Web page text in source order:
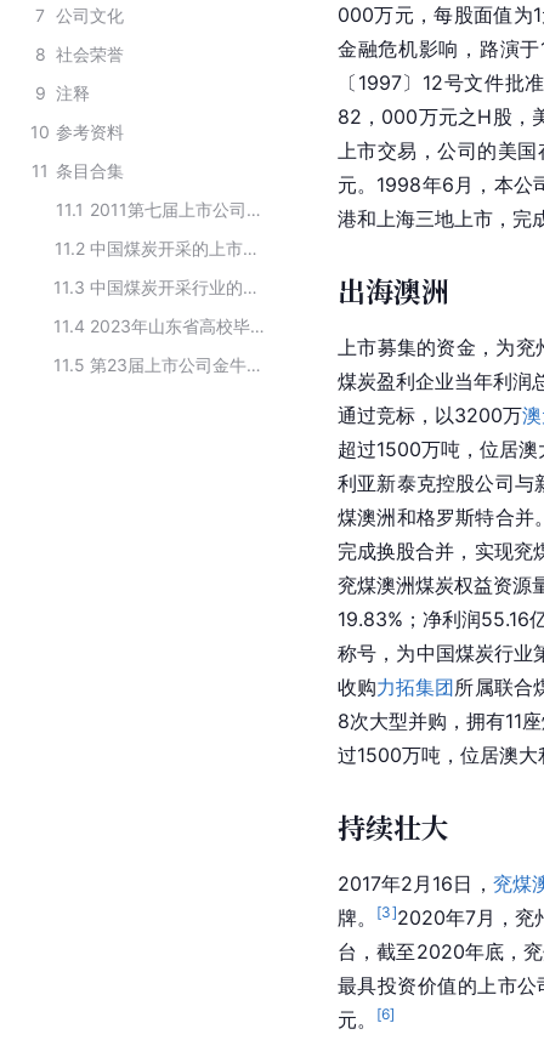
7 公司文化
8 社会荣誉
9 注释
10 参考资料
11 条目合集
11.1
2011第七届上市公司董事会“金圆桌奖”优秀董事会
11.2
中国煤炭开采的上市公司
11.3
中国煤炭开采行业的上市公司
11.4
2023年山东省高校毕业生就业“最具吸引力”国有企业100强
11.5
第23届上市公司金牛奖获奖企业名单
000万元，每股面值为
金融危机影响，路演
〔1997〕12号文件批
82，000万元之H股，
上市交易，公司的美
元。1998年6月，本公
港和上海三地上市，完
出海澳洲
上市募集的资金，为
煤炭盈利企业当年利润
通过竞标，以3200万
超过1500万吨，位居
利亚新泰克控股公司与
煤澳洲和格罗斯特合并
完成换股合并，实现兖
兖煤澳洲煤炭权益资源
19.83%；净利润55.16
称号，为中国煤炭行业
收购力拓集团所属联合
8次大型并购，拥有11
过1500万吨，位居澳
持续壮大
2017年2月16日， 兖煤
牌。
[3]2020年7月，兖
台，截至2020年底，
最具投资价值的上市
元。
[6]